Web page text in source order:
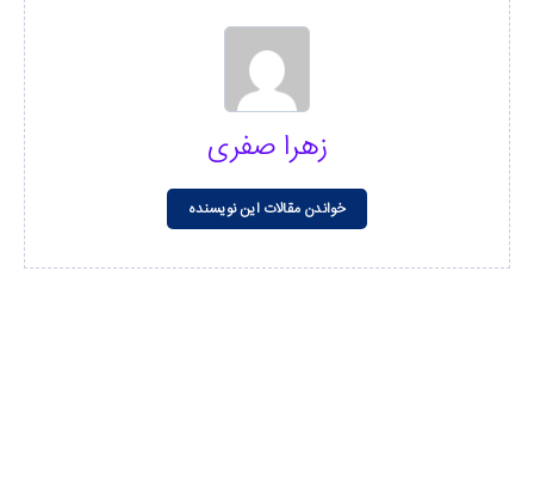
زهرا صفری
خواندن مقالات این نویسنده